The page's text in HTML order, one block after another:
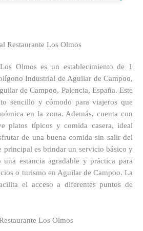
Restaurante Los Olmos
Olmos es un establecimiento de 1
Industrial de Aguilar de Campoo,
de Campoo, Palencia, España. Este
sencillo y cómodo para viajeros que
en la zona. Además, cuenta con
platos típicos y comida casera, ideal
de una buena comida sin salir del
principal es brindar un servicio básico y
una estancia agradable y práctica para
o turismo en Aguilar de Campoo. La
el acceso a diferentes puntos de
Los Olmos